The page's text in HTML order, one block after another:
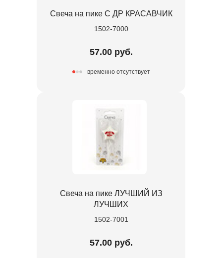
Свеча на пике С ДР КРАСАВЧИК
1502-7000
57.00 руб.
временно отсутствует
Свеча на пике ЛУЧШИЙ ИЗ
ЛУЧШИХ
1502-7001
57.00 руб.